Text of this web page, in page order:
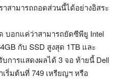
าสามารถถอดส่วนนี้ได้อย่างอิสระ
บอกแค่ว่าสามารถยัดซีพียู Intel
กับ SSD สูงสุด 1TB และ
บการแสดงผลได้ 3 จอ ท้ายนี้ Dell
เริ่มต้นที่ 749 เหรียญฯ หรือ